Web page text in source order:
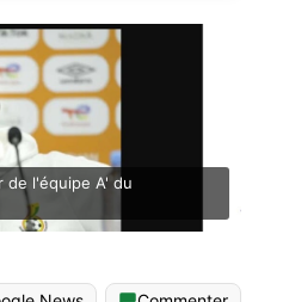
de l'équipe A' du